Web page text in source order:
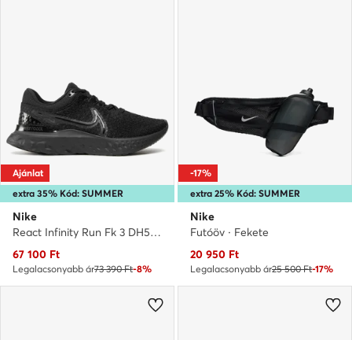
extra 35% Kód: SUMMER
Ajánlat
Nike
React Infinity Run Fk 3 DH5392 005 · Futócipő
Aktuális ár
67 100 Ft
Legalacsonyabb ár73 390 Ft-8%
extra 25% Kód: SUMMER
-17%
Nike
Futóöv · Fekete
Aktuális ár
20 950 Ft
Legalacsonyabb ár25 500 Ft-17%